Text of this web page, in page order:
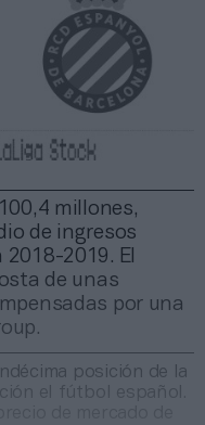
millones,
de ingresos
2019. El
de unas
por una
posición de la
el fútbol español.